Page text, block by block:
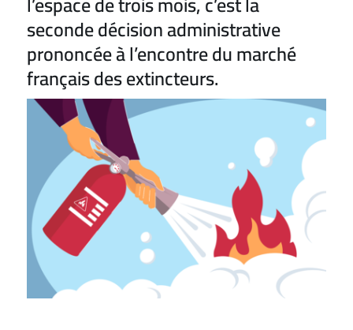
seconde décision administrative
prononcée à l’encontre du marché
français des extincteurs.